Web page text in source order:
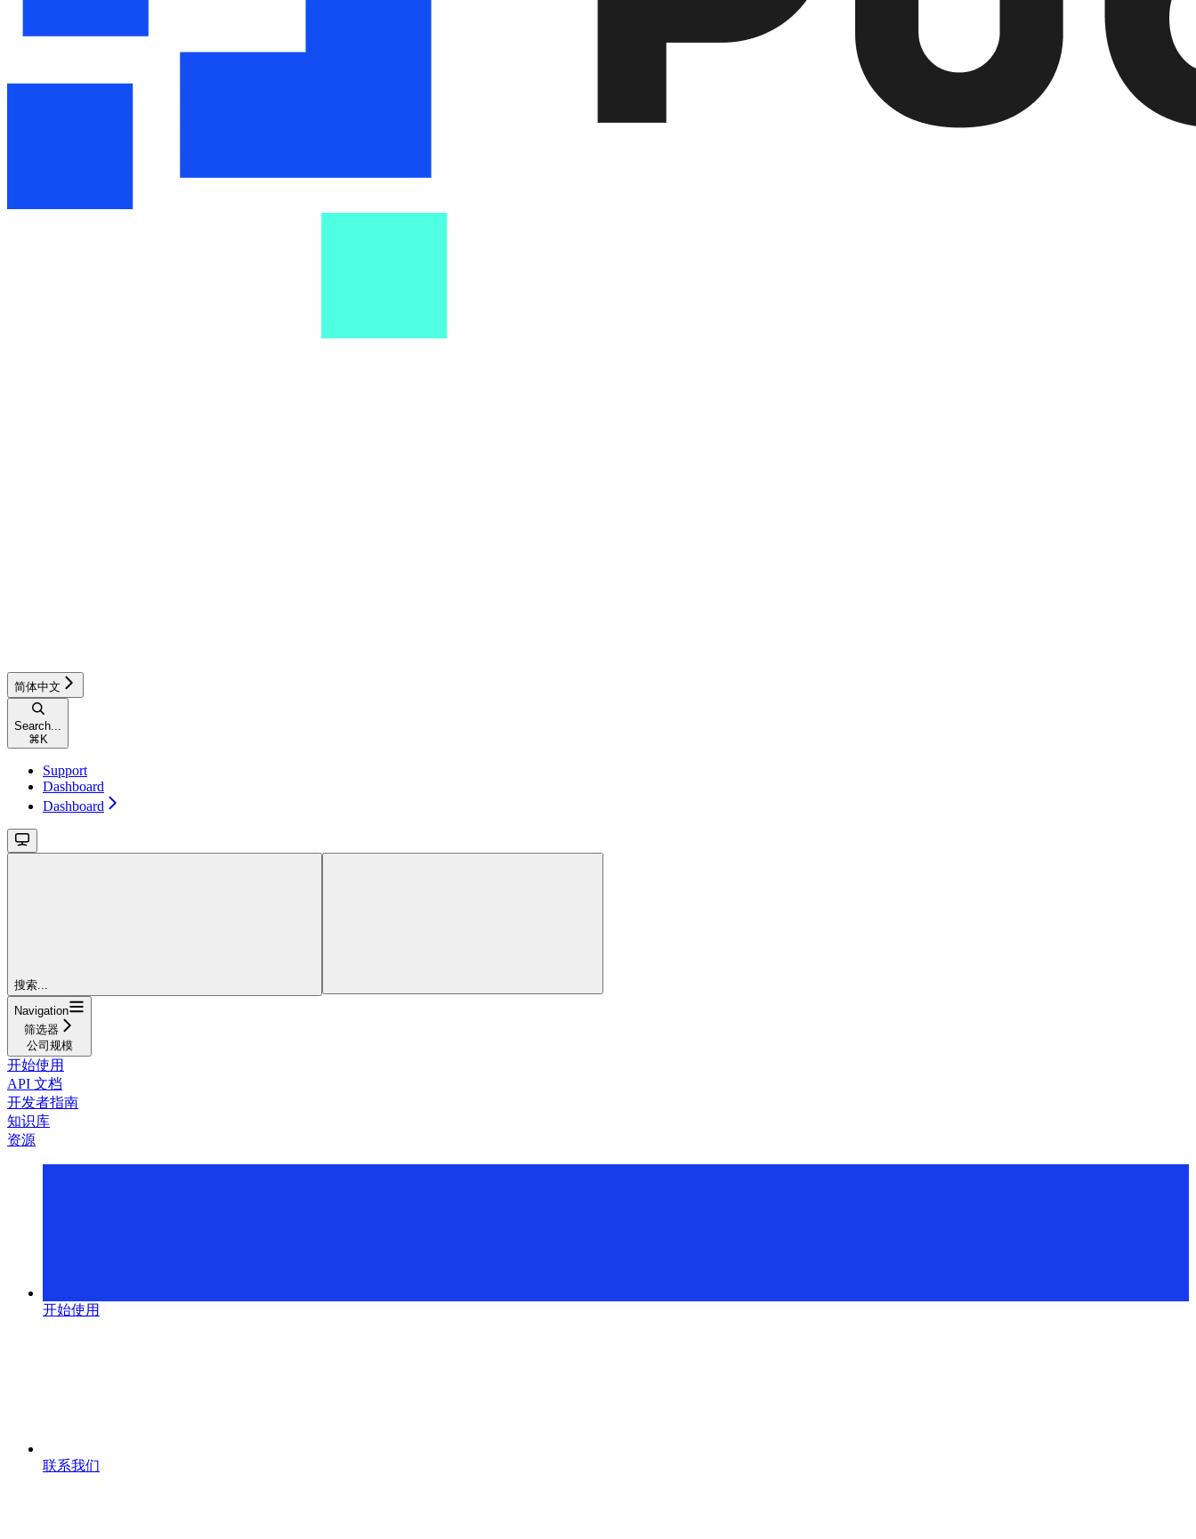
简体中文
Search...
⌘ K
Support
Dashboard
Dashboard
搜索...
Navigation
筛选器
公司规模
开始使用
API 文档
开发者指南
知识库
资源
开始使用
联系我们